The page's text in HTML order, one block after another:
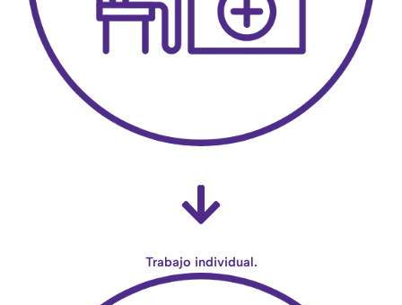
Trabajo individual.